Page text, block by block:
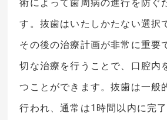
術によって歯周病の進行を防ぐ
す。抜歯はいたしかたない選択
その後の治療計画が非常に重要
切な治療を行うことで、口腔内
つことができます。抜歯は一般
行われ、通常は1時間以内に完